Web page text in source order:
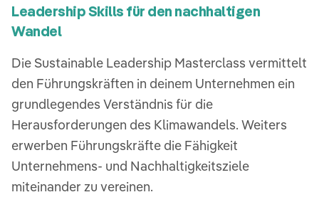
Leadership Skills für den nachhaltigen
Wandel
Die Sustainable Leadership Masterclass vermittelt
den Führungskräften in deinem Unternehmen ein
grundlegendes Verständnis für die
Herausforderungen des Klimawandels. Weiters
erwerben Führungskräfte die Fähigkeit
Unternehmens- und Nachhaltigkeitsziele
miteinander zu vereinen.